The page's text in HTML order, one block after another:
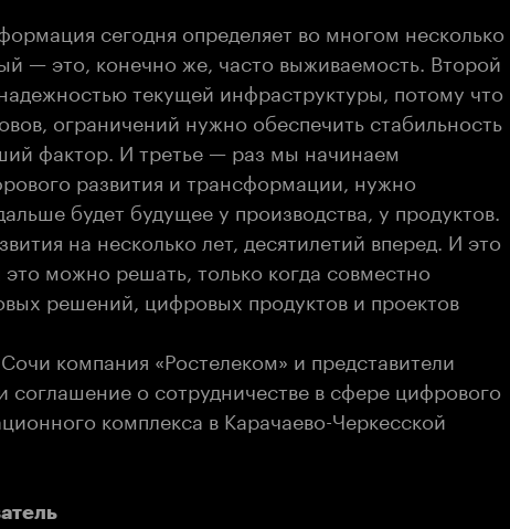
сегодня определяет во многом несколько
— это, конечно же, часто выживаемость. Второй
текущей инфраструктуры, потому что
ограничений нужно обеспечить стабильность
фактор. И третье — раз мы начинаем
развития и трансформации, нужно
будет будущее у производства, у продуктов.
на несколько лет, десятилетий вперед. И это
можно решать, только когда совместно
решений, цифровых продуктов и проектов
компания «Ростелеком» и представители
соглашение о сотрудничестве в сфере цифрового
комплекса в Карачаево-Черкесской